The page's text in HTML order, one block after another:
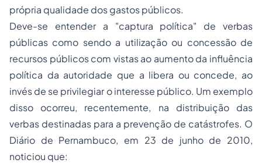
própria qualidade dos gastos públicos.
Deve-se entender a "captura política" de verbas
públicas como sendo a utilização ou concessão de
recursos públicos com vistas ao aumento da influência
política da autoridade que a libera ou concede, ao
invés de se privilegiar o interesse público. Um exemplo
disso ocorreu, recentemente, na distribuição das
verbas destinadas para a prevenção de catástrofes. O
Diário de Pernambuco, em 23 de junho de 2010,
noticiou que: